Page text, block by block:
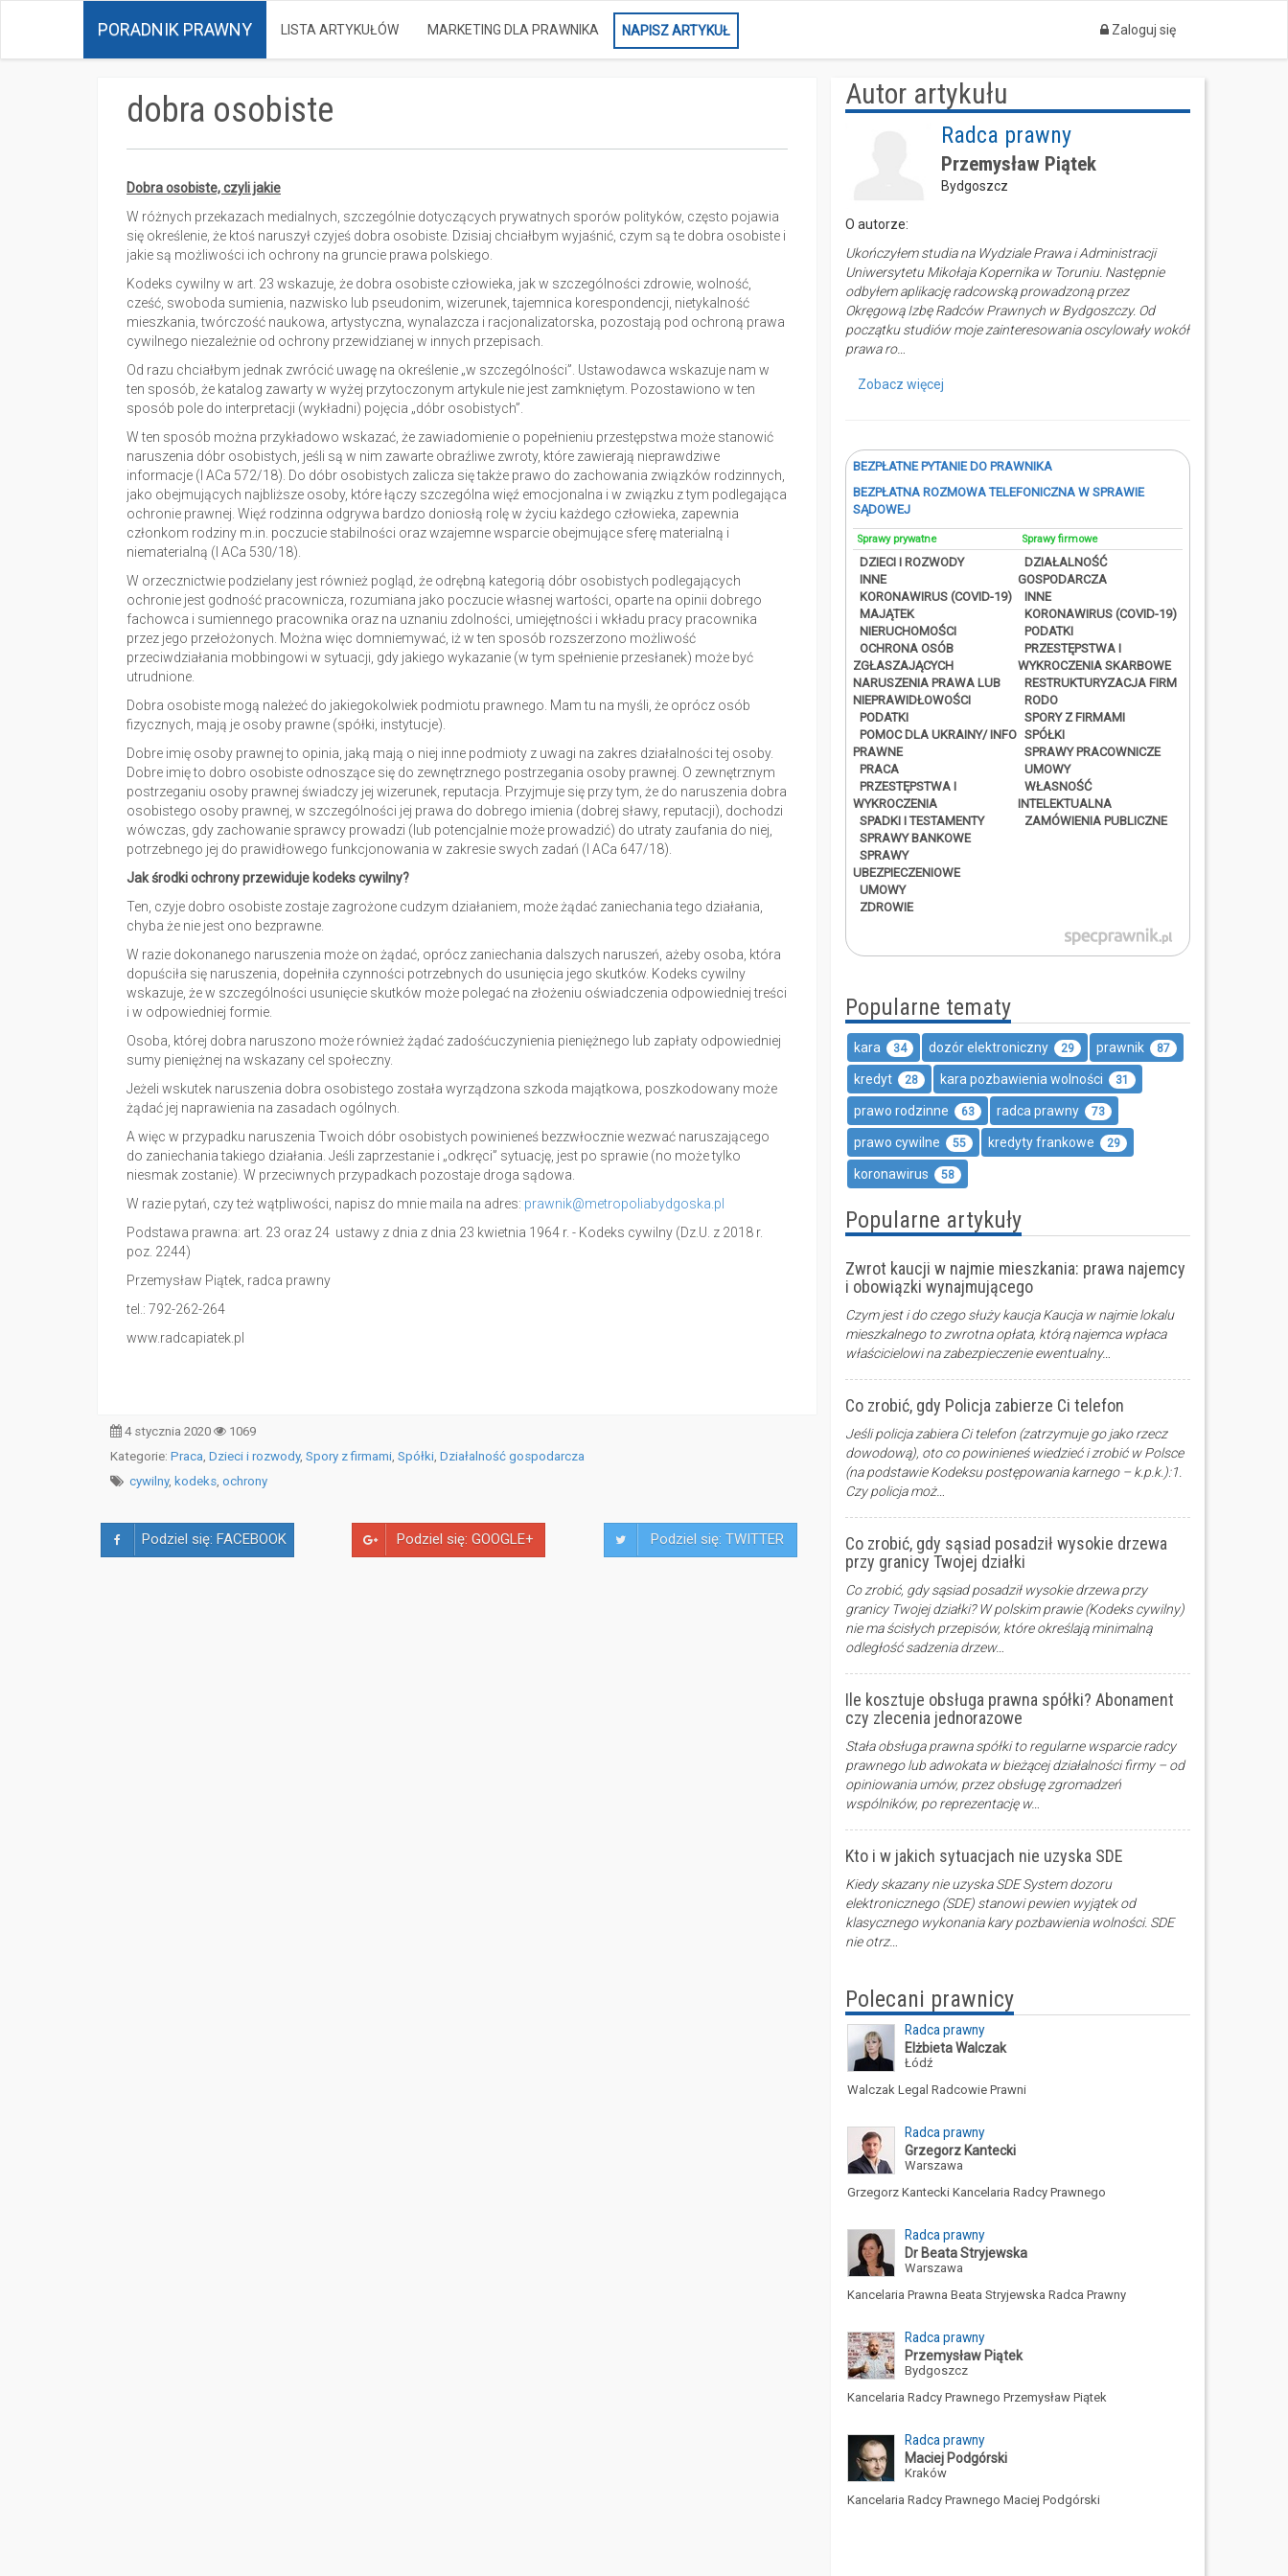
PORADNIK PRAWNY LISTA ARTYKUŁÓW MARKETING DLA PRAWNIKA NAPISZ ARTYKUŁ Zaloguj się
dobra osobiste
Dobra osobiste, czyli jakie
W różnych przekazach medialnych, szczególnie dotyczących prywatnych sporów polityków, często pojawia
się określenie, że ktoś naruszył czyjeś dobra osobiste. Dzisiaj chciałbym wyjaśnić, czym są te dobra osobiste i
jakie są możliwości ich ochrony na gruncie prawa polskiego.
Kodeks cywilny w art. 23 wskazuje, że dobra osobiste człowieka, jak w szczególności zdrowie, wolność,
cześć, swoboda sumienia, nazwisko lub pseudonim, wizerunek, tajemnica korespondencji, nietykalność
mieszkania, twórczość naukowa, artystyczna, wynalazcza i racjonalizatorska, pozostają pod ochroną prawa
cywilnego niezależnie od ochrony przewidzianej w innych przepisach.
Od razu chciałbym jednak zwrócić uwagę na określenie „w szczególności”. Ustawodawca wskazuje nam w
ten sposób, że katalog zawarty w wyżej przytoczonym artykule nie jest zamkniętym. Pozostawiono w ten
sposób pole do interpretacji (wykładni) pojęcia „dóbr osobistych”.
W ten sposób można przykładowo wskazać, że zawiadomienie o popełnieniu przestępstwa może stanowić
naruszenia dóbr osobistych, jeśli są w nim zawarte obraźliwe zwroty, które zawierają nieprawdziwe
informacje (I ACa 572/18). Do dóbr osobistych zalicza się także prawo do zachowania związków rodzinnych,
jako obejmujących najbliższe osoby, które łączy szczególna więź emocjonalna i w związku z tym podlegająca
ochronie prawnej. Więź rodzinna odgrywa bardzo doniosłą rolę w życiu każdego człowieka, zapewnia
członkom rodziny m.in. poczucie stabilności oraz wzajemne wsparcie obejmujące sferę materialną i
niematerialną (I ACa 530/18).
W orzecznictwie podzielany jest również pogląd, że odrębną kategorią dóbr osobistych podlegających
ochronie jest godność pracownicza, rozumiana jako poczucie własnej wartości, oparte na opinii dobrego
fachowca i sumiennego pracownika oraz na uznaniu zdolności, umiejętności i wkładu pracy pracownika
przez jego przełożonych. Można więc domniemywać, iż w ten sposób rozszerzono możliwość
przeciwdziałania mobbingowi w sytuacji, gdy jakiego wykazanie (w tym spełnienie przesłanek) może być
utrudnione.
Dobra osobiste mogą należeć do jakiegokolwiek podmiotu prawnego. Mam tu na myśli, że oprócz osób
fizycznych, mają je osoby prawne (spółki, instytucje).
Dobre imię osoby prawnej to opinia, jaką mają o niej inne podmioty z uwagi na zakres działalności tej osoby.
Dobre imię to dobro osobiste odnoszące się do zewnętrznego postrzegania osoby prawnej. O zewnętrznym
postrzeganiu osoby prawnej świadczy jej wizerunek, reputacja. Przyjmuje się przy tym, że do naruszenia dobra
osobistego osoby prawnej, w szczególności jej prawa do dobrego imienia (dobrej sławy, reputacji), dochodzi
wówczas, gdy zachowanie sprawcy prowadzi (lub potencjalnie może prowadzić) do utraty zaufania do niej,
potrzebnego jej do prawidłowego funkcjonowania w zakresie swych zadań (I ACa 647/18).
Jak środki ochrony przewiduje kodeks cywilny?
Ten, czyje dobro osobiste zostaje zagrożone cudzym działaniem, może żądać zaniechania tego działania,
chyba że nie jest ono bezprawne.
W razie dokonanego naruszenia może on żądać, oprócz zaniechania dalszych naruszeń, ażeby osoba, która
dopuściła się naruszenia, dopełniła czynności potrzebnych do usunięcia jego skutków. Kodeks cywilny
wskazuje, że w szczególności usunięcie skutków może polegać na złożeniu oświadczenia odpowiedniej treści
i w odpowiedniej formie.
Osoba, której dobra naruszono może również żądać zadośćuczynienia pieniężnego lub zapłaty odpowiedniej
sumy pieniężnej na wskazany cel społeczny.
Jeżeli wskutek naruszenia dobra osobistego została wyrządzona szkoda majątkowa, poszkodowany może
żądać jej naprawienia na zasadach ogólnych.
A więc w przypadku naruszenia Twoich dóbr osobistych powinieneś bezzwłocznie wezwać naruszającego
do zaniechania takiego działania. Jeśli zaprzestanie i „odkręci” sytuację, jest po sprawie (no może tylko
niesmak zostanie). W przeciwnych przypadkach pozostaje droga sądowa.
W razie pytań, czy też wątpliwości, napisz do mnie maila na adres: prawnik@metropoliabydgoska.pl
Podstawa prawna: art. 23 oraz 24 ustawy z dnia z dnia 23 kwietnia 1964 r. - Kodeks cywilny (Dz.U. z 2018 r.
poz. 2244)
Przemysław Piątek, radca prawny
tel.: 792-262-264
www.radcapiatek.pl
4 stycznia 2020
1069
Kategorie:Praca,Dzieci i rozwody,Spory z firmami,Spółki,Działalność gospodarcza
cywilny, kodeks,ochrony
Podziel się: FACEBOOK Podziel się: GOOGLE+ Podziel się: TWITTER
Autor artykułu
Radca prawny
Przemysław Piątek
Bydgoszcz
O autorze:
Ukończyłem studia na Wydziale Prawa i Administracji
Uniwersytetu Mikołaja Kopernika w Toruniu. Następnie
odbyłem aplikację radcowską prowadzoną przez
Okręgową Izbę Radców Prawnych w Bydgoszczy. Od
początku studiów moje zainteresowania oscylowały wokół
prawa ro…
Zobacz więcej
BEZPŁATNE PYTANIE DO PRAWNIKA
BEZPŁATNA ROZMOWA TELEFONICZNA W SPRAWIE
SĄDOWEJ
Sprawy prywatne
DZIECI I ROZWODY
INNE
KORONAWIRUS (COVID-19)
MAJĄTEK
NIERUCHOMOŚCI
OCHRONA OSÓB
ZGŁASZAJĄCYCH
NARUSZENIA PRAWA LUB
NIEPRAWIDŁOWOŚCI
PODATKI
POMOC DLA UKRAINY/ INFO
PRAWNE
PRACA
PRZESTĘPSTWA I
WYKROCZENIA
SPADKI I TESTAMENTY
SPRAWY BANKOWE
SPRAWY
UBEZPIECZENIOWE
UMOWY
ZDROWIE
Sprawy firmowe
DZIAŁALNOŚĆ
GOSPODARCZA
INNE
KORONAWIRUS (COVID-19)
PODATKI
PRZESTĘPSTWA I
WYKROCZENIA SKARBOWE
RESTRUKTURYZACJA FIRM
RODO
SPORY Z FIRMAMI
SPÓŁKI
SPRAWY PRACOWNICZE
UMOWY
WŁASNOŚĆ
INTELEKTUALNA
ZAMÓWIENIA PUBLICZNE
Popularne tematy
kara 34 dozór elektroniczny 29 prawnik 87
kredyt 28 kara pozbawienia wolności 31
prawo rodzinne 63 radca prawny 73
prawo cywilne 55 kredyty frankowe 29
koronawirus 58
Popularne artykuły
Zwrot kaucji w najmie mieszkania: prawa najemcy
i obowiązki wynajmującego
Czym jest i do czego służy kaucja Kaucja w najmie lokalu
mieszkalnego to zwrotna opłata, którą najemca wpłaca
właścicielowi na zabezpieczenie ewentualny…
Co zrobić, gdy Policja zabierze Ci telefon
Jeśli policja zabiera Ci telefon (zatrzymuje go jako rzecz
dowodową), oto co powinieneś wiedzieć i zrobić w Polsce
(na podstawie Kodeksu postępowania karnego – k.p.k.):1.
Czy policja moż…
Co zrobić, gdy sąsiad posadził wysokie drzewa
przy granicy Twojej działki
Co zrobić, gdy sąsiad posadził wysokie drzewa przy
granicy Twojej działki? W polskim prawie (Kodeks cywilny)
nie ma ścisłych przepisów, które określają minimalną
odległość sadzenia drzew…
Ile kosztuje obsługa prawna spółki? Abonament
czy zlecenia jednorazowe
Stała obsługa prawna spółki to regularne wsparcie radcy
prawnego lub adwokata w bieżącej działalności firmy – od
opiniowania umów, przez obsługę zgromadzeń
wspólników, po reprezentację w…
Kto i w jakich sytuacjach nie uzyska SDE
Kiedy skazany nie uzyska SDE System dozoru
elektronicznego (SDE) stanowi pewien wyjątek od
klasycznego wykonania kary pozbawienia wolności. SDE
nie otrz…
Polecani prawnicy
Radca prawny
Elżbieta Walczak
Łódź
Walczak Legal Radcowie Prawni
Radca prawny
Grzegorz Kantecki
Warszawa
Grzegorz Kantecki Kancelaria Radcy Prawnego
Radca prawny
Dr Beata Stryjewska
Warszawa
Kancelaria Prawna Beata Stryjewska Radca Prawny
Radca prawny
Przemysław Piątek
Bydgoszcz
Kancelaria Radcy Prawnego Przemysław Piątek
Radca prawny
Maciej Podgórski
Kraków
Kancelaria Radcy Prawnego Maciej Podgórski